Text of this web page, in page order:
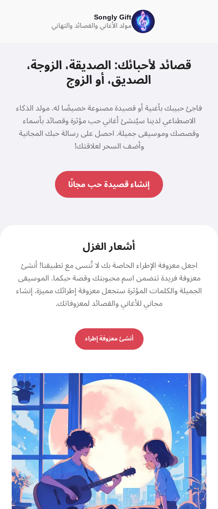
Songly Gift
مولد الأغاني والقصائد والتهاني
قصائد لأحبائك: الصديقة، الزوجة،
الصديق، أو الزوج
فاجئ حبيبك بأغنية أو قصيدة مصنوعة خصيصًا له. مولد الذكاء
الاصطناعي لدينا سيُنشئ أغاني حب مؤثرة وقصائد بأسماء
وقصصك وموسيقى جميلة. احصل على رسالة حبك المجانية
وأضف السحر لعلاقتك!
إنشاء قصيدة حب مجانًا
أشعار الغزل
اجعل معزوفة الإطراء الخاصة بك لا تُنسى مع تطبيقنا! أنشئ
معزوفة فريدة تتضمن اسم محبوبتك وقصة حبكما. الموسيقى
الجميلة والكلمات المؤثرة ستجعل معزوفة إطرائك مميزة. إنشاء
مجاني للأغاني والقصائد لمعزوفاتك.
أنشئ معزوفة إطراء